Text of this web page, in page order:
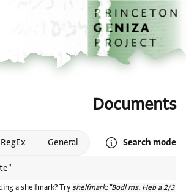
تخطي إلى المحتوى الرئيسي
الصفحة الرئيسية
Documents
Search mode
Open search mode help
General
RegEx
a shelfmark? Try shelfmark:"Bodl ms. Heb a 2/3"